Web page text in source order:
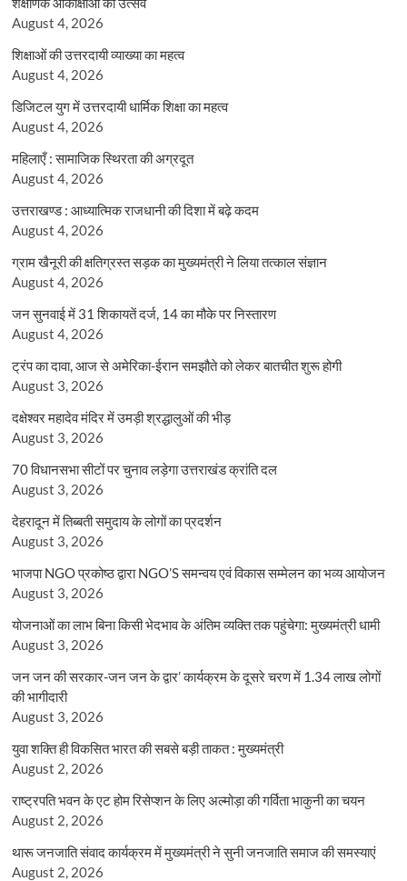
August 4, 2026
शिक्षाओं की उत्तरदायी व्याख्या का महत्व
August 4, 2026
डिजिटल युग में उत्तरदायी धार्मिक शिक्षा का महत्व
August 4, 2026
महिलाएँ : सामाजिक स्थिरता की अग्रदूत
August 4, 2026
उत्तराखण्ड : आध्यात्मिक राजधानी की दिशा में बढ़े कदम
August 4, 2026
ग्राम खैनूरी की क्षतिग्रस्त सड़क का मुख्यमंत्री ने लिया तत्काल संज्ञान
August 4, 2026
जन सुनवाई में 31 शिकायतें दर्ज, 14 का मौके पर निस्तारण
August 4, 2026
ट्रंप का दावा, आज से अमेरिका-ईरान समझौते को लेकर बातचीत शुरू होगी
August 3, 2026
दक्षेश्वर महादेव मंदिर में उमड़ी श्रद्धालुओं की भीड़
August 3, 2026
70 विधानसभा सीटों पर चुनाव लड़ेगा उत्तराखंड क्रांति दल
August 3, 2026
देहरादून में तिब्बती समुदाय के लोगों का प्रदर्शन
August 3, 2026
भाजपा NGO प्रकोष्ठ द्वारा NGO’S समन्वय एवं विकास सम्मेलन का भव्य आयोजन
August 3, 2026
योजनाओं का लाभ बिना किसी भेदभाव के अंतिम व्यक्ति तक पहुंचेगा: मुख्यमंत्री धामी
August 3, 2026
जन जन की सरकार-जन जन के द्वार’ कार्यक्रम के दूसरे चरण में 1.34 लाख लोगों
की भागीदारी
August 3, 2026
युवा शक्ति ही विकसित भारत की सबसे बड़ी ताकत : मुख्यमंत्री
August 2, 2026
राष्ट्रपति भवन के एट होम रिसेप्शन के लिए अल्मोड़ा की गर्विता भाकुनी का चयन
August 2, 2026
थारू जनजाति संवाद कार्यक्रम में मुख्यमंत्री ने सुनी जनजाति समाज की समस्याएं
August 2, 2026